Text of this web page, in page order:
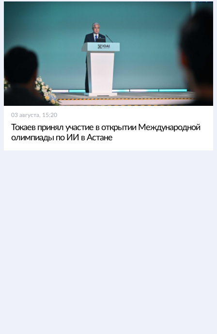
03 августа, 15:20
Токаев принял участие в открытии Международной
олимпиады по ИИ в Астане